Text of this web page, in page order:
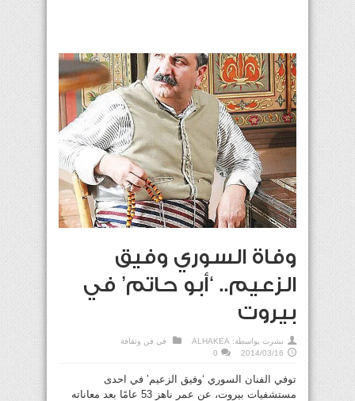
وفاة السوري وفيق
الزعيم.. ‘أبو حاتم’ في
بيروت
نشرت بواسطة: ALHAKEA في فن وثقافة
2014/03/16
0
توفي الفنان السوري ‘وفيق الزعيم’ في احدى
مستشفيات بيروت، عن عمر ناهز 53 عامًا بعد معاناته